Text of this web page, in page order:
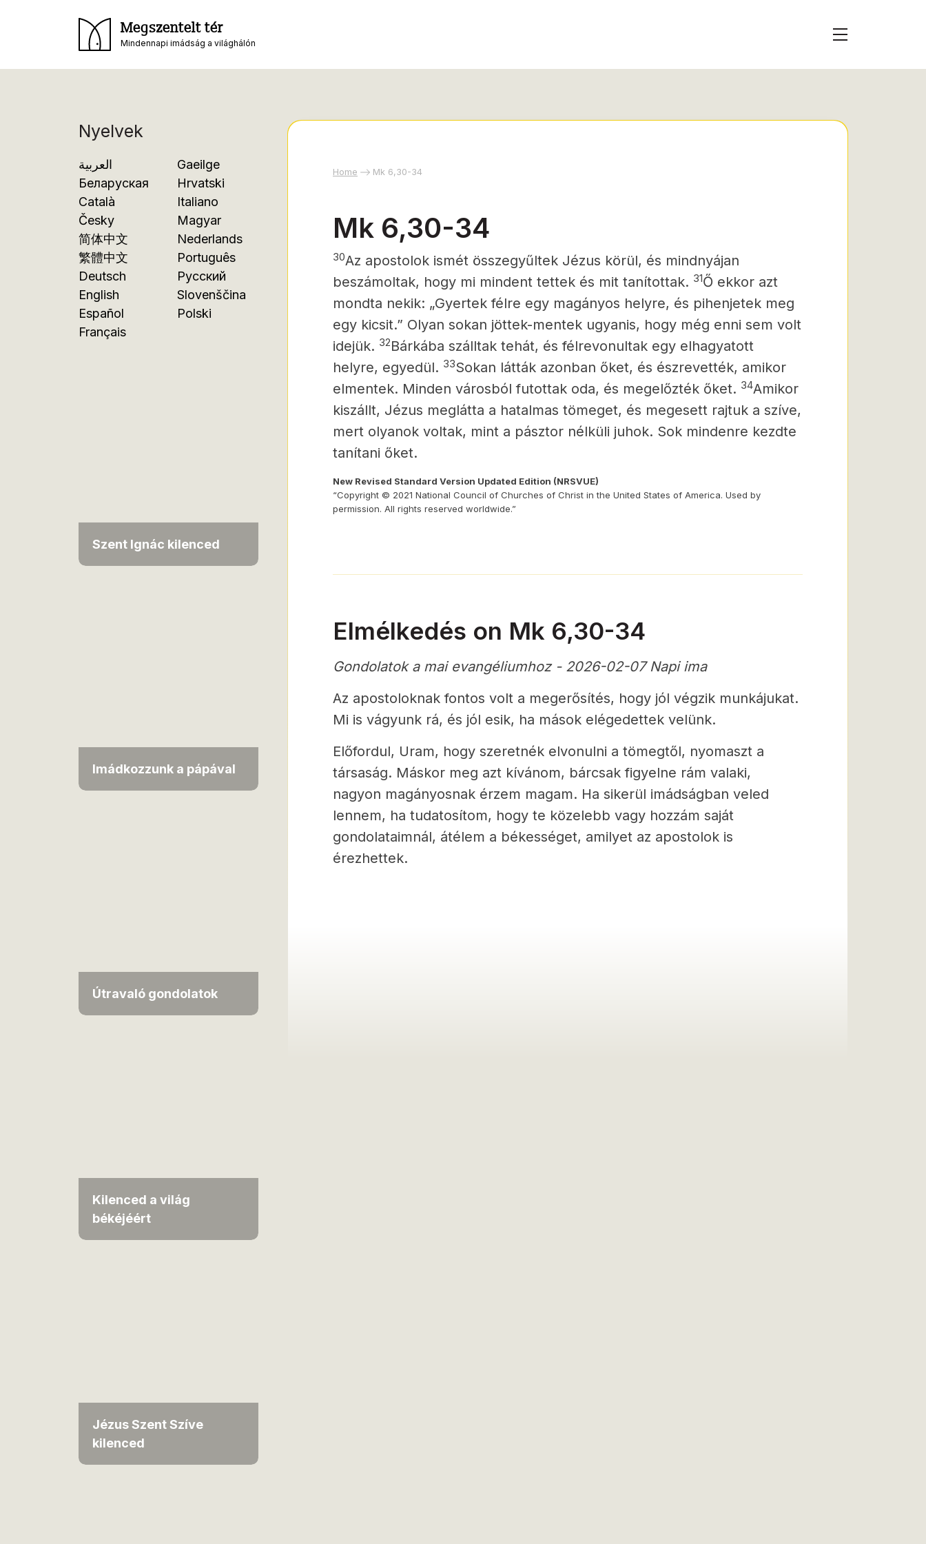
Megszentelt tér
Mindennapi imádság a világhálón
Nyelvek
العربية
Беларуская
Català
Česky
简体中文
繁體中文
Deutsch
English
Español
Français
Gaeilge
Hrvatski
Italiano
Magyar
Nederlands
Português
Русский
Slovenščina
Polski
Szent Ignác kilenced
Imádkozzunk a pápával
Útravaló gondolatok
Kilenced a világ
békéjéért
Jézus Szent Szíve
kilenced
Home Mk 6,30-34
Mk 6,30-34
30Az apostolok ismét összegyűltek Jézus körül, és mindnyájan
beszámoltak, hogy mi mindent tettek és mit tanítottak. 31Ő ekkor azt
mondta nekik: „Gyertek félre egy magányos helyre, és pihenjetek meg
egy kicsit.” Olyan sokan jöttek-mentek ugyanis, hogy még enni sem volt
idejük. 32Bárkába szálltak tehát, és félrevonultak egy elhagyatott
helyre, egyedül. 33Sokan látták azonban őket, és észrevették, amikor
elmentek. Minden városból futottak oda, és megelőzték őket. 34Amikor
kiszállt, Jézus meglátta a hatalmas tömeget, és megesett rajtuk a szíve,
mert olyanok voltak, mint a pásztor nélküli juhok. Sok mindenre kezdte
tanítani őket.
New Revised Standard Version Updated Edition (NRSVUE)
“Copyright © 2021 National Council of Churches of Christ in the United States of America. Used by
permission. All rights reserved worldwide.”
Elmélkedés on Mk 6,30-34
Gondolatok a mai evangéliumhoz - 2026-02-07 Napi ima
Az apostoloknak fontos volt a megerősítés, hogy jól végzik munkájukat.
Mi is vágyunk rá, és jól esik, ha mások elégedettek velünk.
Előfordul, Uram, hogy szeretnék elvonulni a tömegtől, nyomaszt a
társaság. Máskor meg azt kívánom, bárcsak figyelne rám valaki,
nagyon magányosnak érzem magam. Ha sikerül imádságban veled
lennem, ha tudatosítom, hogy te közelebb vagy hozzám saját
gondolataimnál, átélem a békességet, amilyet az apostolok is
érezhettek.